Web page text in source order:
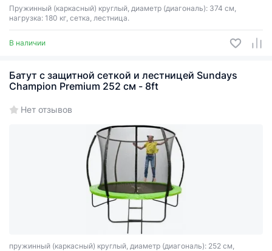
Пружинный (каркасный) круглый, диаметр (диагональ): 374 см,
нагрузка: 180 кг, сетка, лестница.
В наличии
Батут с защитной сеткой и лестницей Sundays
Champion Premium 252 см - 8ft
Нет отзывов
пружинный (каркасный) круглый, диаметр (диагональ): 252 см,